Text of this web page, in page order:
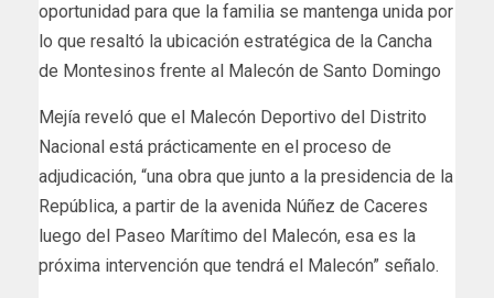
oportunidad para que la familia se mantenga unida por
lo que resaltó la ubicación estratégica de la Cancha
de Montesinos frente al Malecón de Santo Domingo
Mejía reveló que el Malecón Deportivo del Distrito
Nacional está prácticamente en el proceso de
adjudicación, “una obra que junto a la presidencia de la
República, a partir de la avenida Núñez de Caceres
luego del Paseo Marítimo del Malecón, esa es la
próxima intervención que tendrá el Malecón” señalo.